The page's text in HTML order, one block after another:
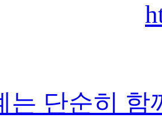
는 단순히